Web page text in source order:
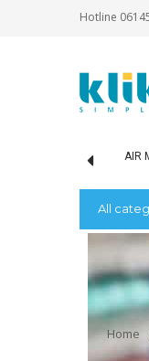
Hotline
AIR
All
Home